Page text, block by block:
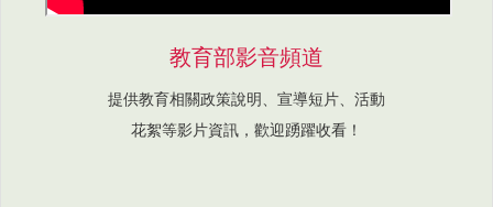
教育部影音頻道
提供教育相關政策說明、宣導短片、活動
花絮等影片資訊，歡迎踴躍收看！